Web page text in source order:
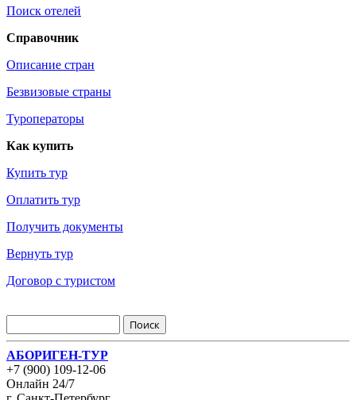
Поиск отелей
Справочник
Описание стран
Безвизовые страны
Туроператоры
Как купить
Купить тур
Оплатить тур
Получить документы
Вернуть тур
Договор с туристом
АБОРИГЕН-ТУР
+7 (900) 109-12-06
Онлайн 24/7